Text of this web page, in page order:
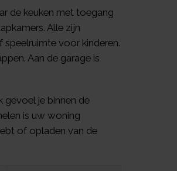
de keuken met toegang
Alle zijn
voor kinderen.
Aan de garage is
gevoel je binnen de
is uw woning
of opladen van de